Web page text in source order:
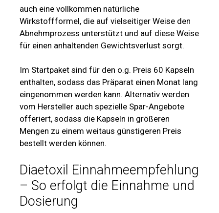
auch eine vollkommen natürliche
Wirkstoffformel, die auf vielseitiger Weise den
Abnehmprozess unterstützt und auf diese Weise
für einen anhaltenden Gewichtsverlust sorgt.
Im Startpaket sind für den o.g. Preis 60 Kapseln
enthalten, sodass das Präparat einen Monat lang
eingenommen werden kann. Alternativ werden
vom Hersteller auch spezielle Spar-Angebote
offeriert, sodass die Kapseln in größeren
Mengen zu einem weitaus günstigeren Preis
bestellt werden können.
Diaetoxil Einnahmeempfehlung
– So erfolgt die Einnahme und
Dosierung